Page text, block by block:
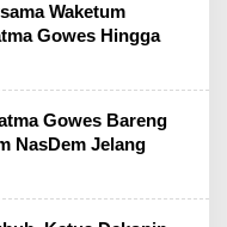
Waketum
Gowes Hingga
Gowes Bareng
NasDem Jelang